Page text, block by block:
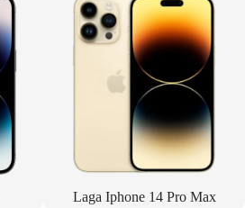
Laga Iphone 14 Pro Max